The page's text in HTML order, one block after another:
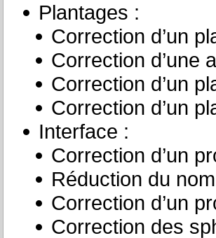
Plantages :
Correction d’un
Correction d’une
Correction d’un
Correction d’un
Interface :
Correction d’un
Réduction du
Correction d’un
Correction des